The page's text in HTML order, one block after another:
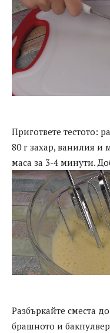
Пригответе тестото:
80 г захар, ванилия и
маса за 3-4 минути.
Разбъркайте сместа
брашното и